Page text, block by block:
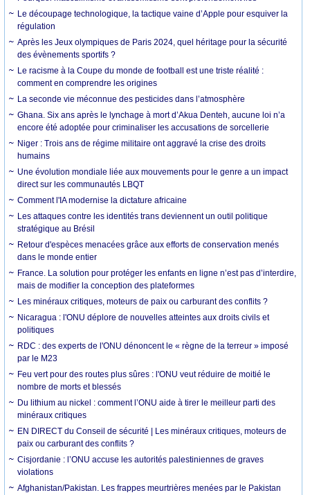
Le découpage technologique, la tactique vaine d’Apple pour esquiver la
régulation
Après les Jeux olympiques de Paris 2024, quel héritage pour la sécurité
des évènements sportifs ?
Le racisme à la Coupe du monde de football est une triste réalité :
comment en comprendre les origines
La seconde vie méconnue des pesticides dans l’atmosphère
Ghana. Six ans après le lynchage à mort d’Akua Denteh, aucune loi n’a
encore été adoptée pour criminaliser les accusations de sorcellerie
Niger : Trois ans de régime militaire ont aggravé la crise des droits
humains
Une évolution mondiale liée aux mouvements pour le genre a un impact
direct sur les communautés LBQT
Comment l'IA modernise la dictature africaine
Les attaques contre les identités trans deviennent un outil politique
stratégique au Brésil
Retour d'espèces menacées grâce aux efforts de conservation menés
dans le monde entier
France. La solution pour protéger les enfants en ligne n’est pas d’interdire,
mais de modifier la conception des plateformes
Les minéraux critiques, moteurs de paix ou carburant des conflits ?
Nicaragua : l'ONU déplore de nouvelles atteintes aux droits civils et
politiques
RDC : des experts de l'ONU dénoncent le « règne de la terreur » imposé
par le M23
Feu vert pour des routes plus sûres : l'ONU veut réduire de moitié le
nombre de morts et blessés
Du lithium au nickel : comment l’ONU aide à tirer le meilleur parti des
minéraux critiques
EN DIRECT du Conseil de sécurité | Les minéraux critiques, moteurs de
paix ou carburant des conflits ?
Cisjordanie : l’ONU accuse les autorités palestiniennes de graves
violations
Afghanistan/Pakistan. Les frappes meurtrières menées par le Pakistan